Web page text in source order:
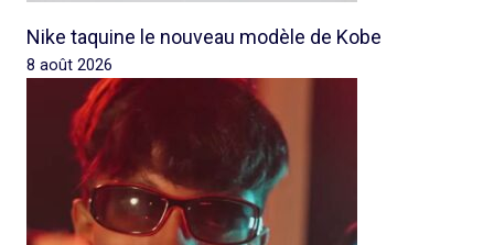
Nike taquine le nouveau modèle de Kobe
8 août 2026